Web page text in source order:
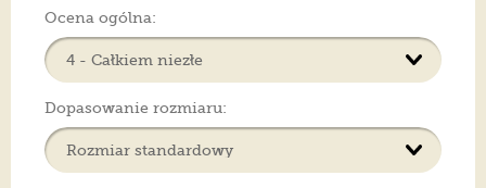
Ocena ogólna:
Dopasowanie rozmiaru: